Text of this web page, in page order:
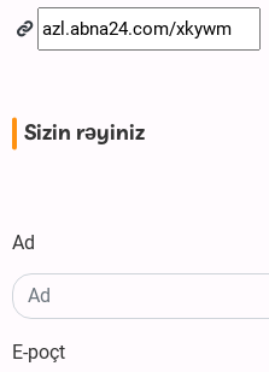
Sizin rəyiniz
Ad
E-poçt